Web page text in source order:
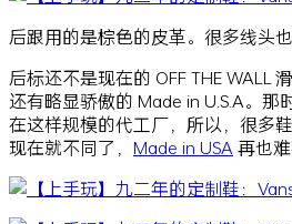
后跟用的是棕色的皮革。很多线头也
后标还不是现在的 OFF THE WALL
还有略显骄傲的 Made in U.S.A。
在这样规模的代工厂，所以，很多
现在就不同了， Made in USA 再也难